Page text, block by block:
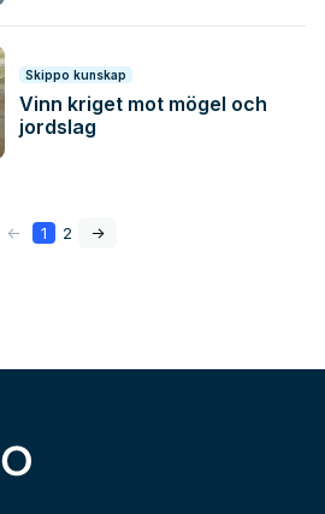
Skippo kunskap
Vinn kriget mot mögel och
jordslag
<- 1 2 ->